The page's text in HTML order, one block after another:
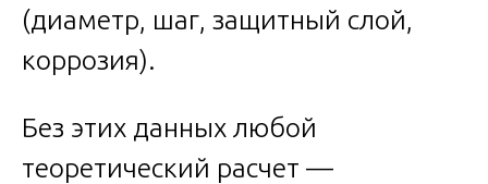
(диаметр, шаг, защитный слой,
коррозия).
Без этих данных любой
теоретический расчет —